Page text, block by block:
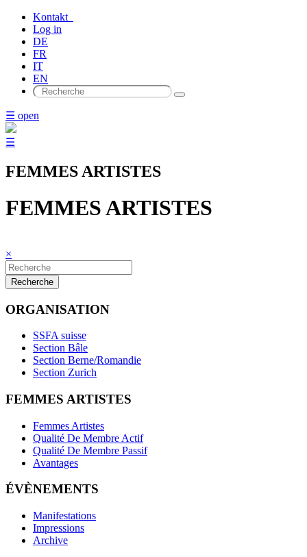
Kontakt
Log in
DE
FR
IT
EN
☰ open
☰
FEMMES ARTISTES
FEMMES ARTISTES
×
Recherche
ORGANISATION
SSFA suisse
Section Bâle
Section Berne/Romandie
Section Zurich
FEMMES ARTISTES
Femmes Artistes
Qualité De Membre Actif
Qualité De Membre Passif
Avantages
ÉVÈNEMENTS
Manifestations
Impressions
Archive